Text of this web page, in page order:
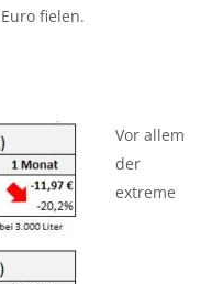
fielen.
Vor allem
der
extreme